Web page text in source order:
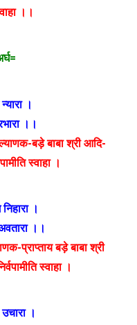
।।
।
।।
बड़े बाबा श्री आदि-
स्वाहा ।
।
।।
प्राप्ताय बड़े बाबा श्री
स्वाहा ।
।